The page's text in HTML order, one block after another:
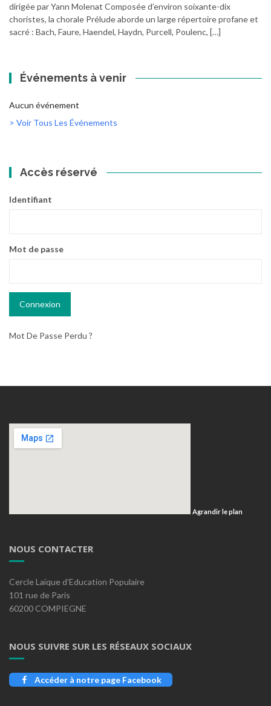
dirigée par Yann Molenat Composée d’environ soixante-dix
choristes, la chorale Prélude aborde un large répertoire profane et
sacré : Bach, Faure, Haendel, Haydn, Purcell, Poulenc, […]
Événements à venir
Aucun événement
> Voir Tous Les Événements
Accès réservé
Identifiant
Mot de passe
Mot De Passe Perdu ?
Agrandir le plan
NOUS CONTACTER
Cercle Laïque d’Education Populaire
101 rue de Paris
60200 COMPIEGNE
NOUS SUIVRE SUR LES RÉSEAUX SOCIAUX
Accéder à notre page Facebook